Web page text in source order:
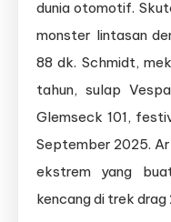
dunia otomotif.
monster lintasan
88 dk. Schmidt,
tahun, sulap
Glemseck 101,
September 2025.
ekstrem yang
kencang di trek drag